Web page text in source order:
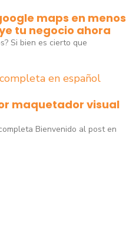
maps en menos
tu negocio ahora
Si bien es cierto que
maquetador visual
Bienvenido al post en